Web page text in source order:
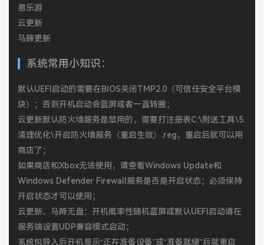
易乐游
云更新
马蹄更新
系统常用小知识：
默认UEFI启动的需要在BIOS关闭TMP2.0（可信任安全平台模
块）；否则开机启动会蓝屏或者一直转圈；
云更新默认防火墙服务是禁用的，需要打注册表C:\附送工具\5.
清理优化\开启防火墙服务（重启生效）.reg，重启后就可以用
商店了；
如果商店和Xbox无法使用，请查看Windows Update和
Windows Defender Firewall服务是否是开启状态；必须保持
开启状态才可以使用；
云更新、马蹄无盘：开机概率性随机蓝屏或默认UEFI启动请在
服务端设置UDP兼容模式启动；
系统包导入后开机显示“正在准备设备”或“准备就绪”后就重启